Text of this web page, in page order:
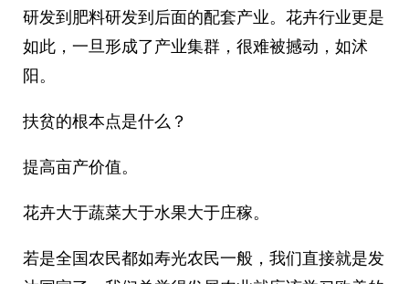
研发到肥料研发到后面的配套产业。花卉行业更是
如此，一旦形成了产业集群，很难被撼动，如沭
阳。
扶贫的根本点是什么？
提高亩产价值。
花卉大于蔬菜大于水果大于庄稼。
若是全国农民都如寿光农民一般，我们直接就是发